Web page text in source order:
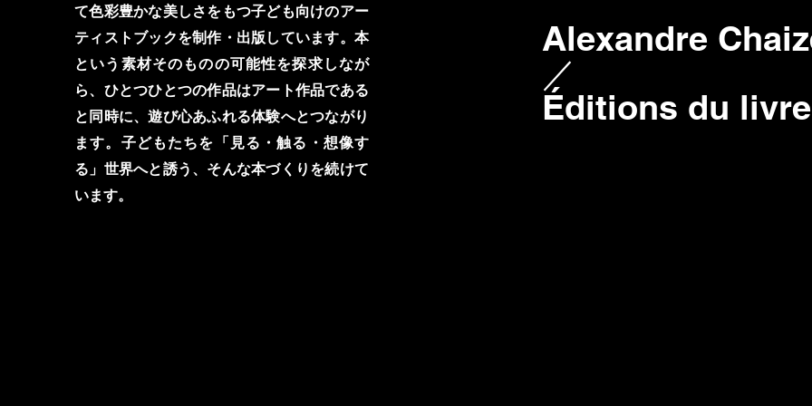
て色彩豊かな美しさをもつ子ども向けのアー
ティストブックを制作・出版しています。本
という素材そのものの可能性を探求しなが
ら、ひとつひとつの作品はアート作品である
と同時に、遊び心あふれる体験へとつながり
ます。子どもたちを「見る・触る・想像す
る」世界へと誘う、そんな本づくりを続けて
います。
Alexandre
／
Éditions du livre